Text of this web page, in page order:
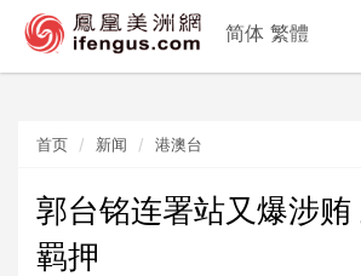
首页 新闻 港澳台
郭台铭连署站又爆涉贿
羁押
简体 繁體